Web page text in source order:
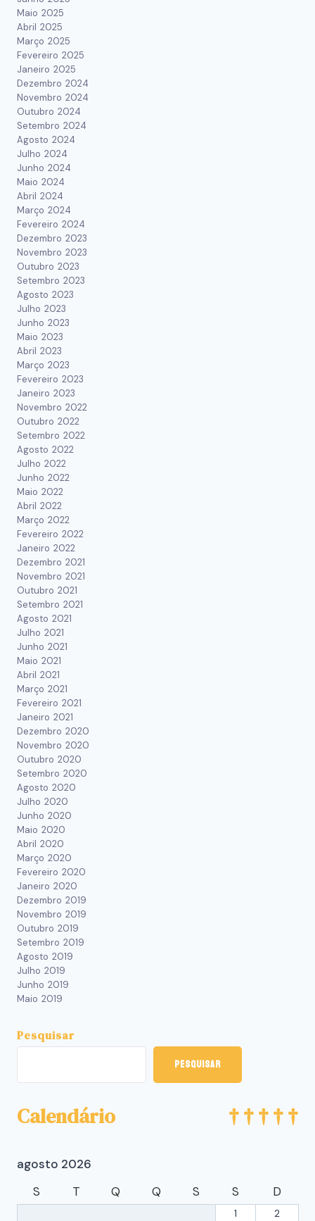
Maio 2025
Abril 2025
Março 2025
Fevereiro 2025
Janeiro 2025
Dezembro 2024
Novembro 2024
Outubro 2024
Setembro 2024
Agosto 2024
Julho 2024
Junho 2024
Maio 2024
Abril 2024
Março 2024
Fevereiro 2024
Dezembro 2023
Novembro 2023
Outubro 2023
Setembro 2023
Agosto 2023
Julho 2023
Junho 2023
Maio 2023
Abril 2023
Março 2023
Fevereiro 2023
Janeiro 2023
Novembro 2022
Outubro 2022
Setembro 2022
Agosto 2022
Julho 2022
Junho 2022
Maio 2022
Abril 2022
Março 2022
Fevereiro 2022
Janeiro 2022
Dezembro 2021
Novembro 2021
Outubro 2021
Setembro 2021
Agosto 2021
Julho 2021
Junho 2021
Maio 2021
Abril 2021
Março 2021
Fevereiro 2021
Janeiro 2021
Dezembro 2020
Novembro 2020
Outubro 2020
Setembro 2020
Agosto 2020
Julho 2020
Junho 2020
Maio 2020
Abril 2020
Março 2020
Fevereiro 2020
Janeiro 2020
Dezembro 2019
Novembro 2019
Outubro 2019
Setembro 2019
Agosto 2019
Julho 2019
Junho 2019
Maio 2019
Pesquisar
Pesquisar
Calendário
agosto 2026
S
T Q Q S S D
1
2